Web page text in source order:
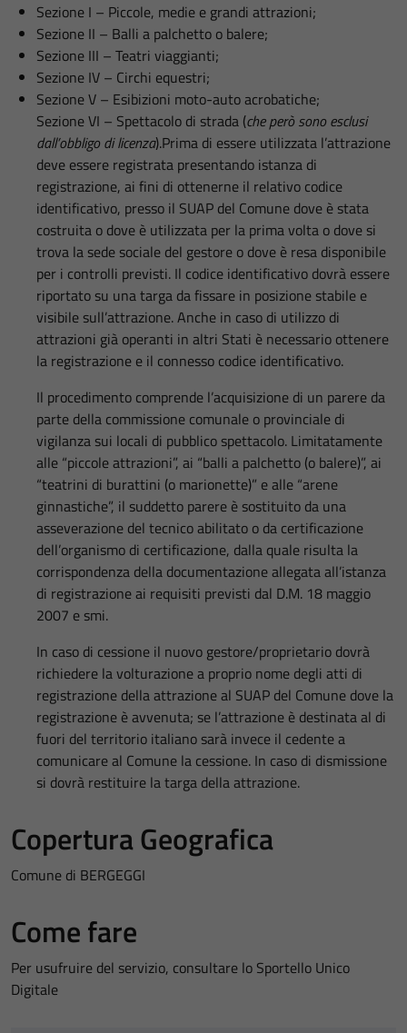
Sezione I – Piccole, medie e grandi attrazioni;
Sezione II – Balli a palchetto o balere;
Sezione III – Teatri viaggianti;
Sezione IV – Circhi equestri;
Sezione V – Esibizioni moto-auto acrobatiche;
Sezione VI – Spettacolo di strada (che però sono esclusi
dall’obbligo di licenza).Prima di essere utilizzata l’attrazione
deve essere registrata presentando istanza di
registrazione, ai fini di ottenerne il relativo codice
identificativo, presso il SUAP del Comune dove è stata
costruita o dove è utilizzata per la prima volta o dove si
trova la sede sociale del gestore o dove è resa disponibile
per i controlli previsti. Il codice identificativo dovrà essere
riportato su una targa da fissare in posizione stabile e
visibile sull’attrazione. Anche in caso di utilizzo di
attrazioni già operanti in altri Stati è necessario ottenere
la registrazione e il connesso codice identificativo.
Il procedimento comprende l’acquisizione di un parere da
parte della commissione comunale o provinciale di
vigilanza sui locali di pubblico spettacolo. Limitatamente
alle “piccole attrazioni”, ai “balli a palchetto (o balere)”, ai
“teatrini di burattini (o marionette)” e alle “arene
ginnastiche”, il suddetto parere è sostituito da una
asseverazione del tecnico abilitato o da certificazione
dell’organismo di certificazione, dalla quale risulta la
corrispondenza della documentazione allegata all’istanza
di registrazione ai requisiti previsti dal D.M. 18 maggio
2007 e smi.
In caso di cessione il nuovo gestore/proprietario dovrà
richiedere la volturazione a proprio nome degli atti di
registrazione della attrazione al SUAP del Comune dove la
registrazione è avvenuta; se l’attrazione è destinata al di
fuori del territorio italiano sarà invece il cedente a
comunicare al Comune la cessione. In caso di dismissione
si dovrà restituire la targa della attrazione.
Copertura Geografica
Comune di BERGEGGI
Come fare
Per usufruire del servizio, consultare lo Sportello Unico
Digitale